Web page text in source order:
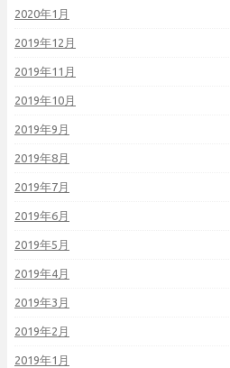
2020年1月
2019年12月
2019年11月
2019年10月
2019年9月
2019年8月
2019年7月
2019年6月
2019年5月
2019年4月
2019年3月
2019年2月
2019年1月